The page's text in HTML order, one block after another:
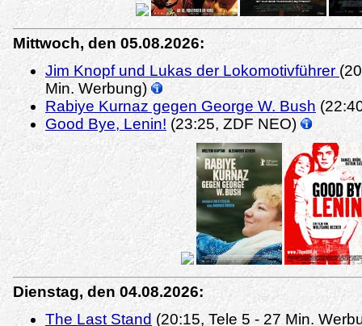
Mittwoch, den 05.08.2026:
Jim Knopf und Lukas der Lokomotivführer
Min. Werbung)
Rabiye Kurnaz gegen George W. Bush
Good Bye, Lenin! (23:25, ZDF NEO)
Dienstag, den 04.08.2026:
The Last Stand (20:15, Tele 5 - 27 Min.